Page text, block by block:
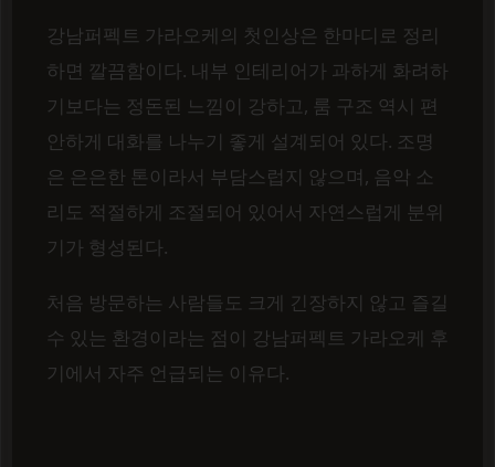
강남퍼펙트 가라오케의 첫인상은 한마디로 정리
하면 깔끔함이다. 내부 인테리어가 과하게 화려하
기보다는 정돈된 느낌이 강하고, 룸 구조 역시 편
안하게 대화를 나누기 좋게 설계되어 있다. 조명
은 은은한 톤이라서 부담스럽지 않으며, 음악 소
리도 적절하게 조절되어 있어서 자연스럽게 분위
기가 형성된다.
처음 방문하는 사람들도 크게 긴장하지 않고 즐길
수 있는 환경이라는 점이 강남퍼펙트 가라오케 후
기에서 자주 언급되는 이유다.